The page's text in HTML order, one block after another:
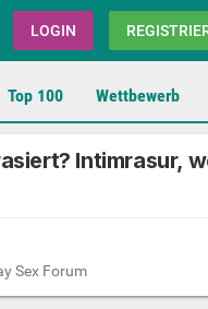
LOGIN
Top 100 Wettbewerb
Intimrasur,
Sex Forum